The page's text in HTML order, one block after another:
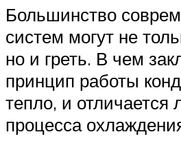
Большинство
систем могут не
но и греть. В чем
принцип работы
тепло, и отличается
процесса